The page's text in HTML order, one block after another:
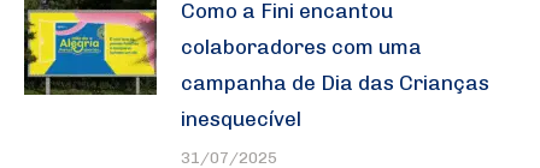
Como a Fini encantou
colaboradores com uma
campanha de Dia das Crianças
inesquecível
31/07/2025